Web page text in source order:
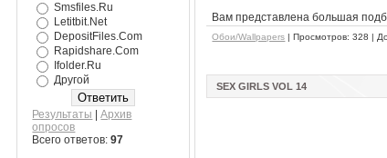
Smsfiles.Ru
Letitbit.Net
DepositFiles.Com
Rapidshare.Com
Ifolder.Ru
Другой
Результаты |Архив
опросов
Всего ответов:97
Вам представлена большая
Обои/Wallpapers | Просмотров: 328 |
SEX GIRLS VOL 14